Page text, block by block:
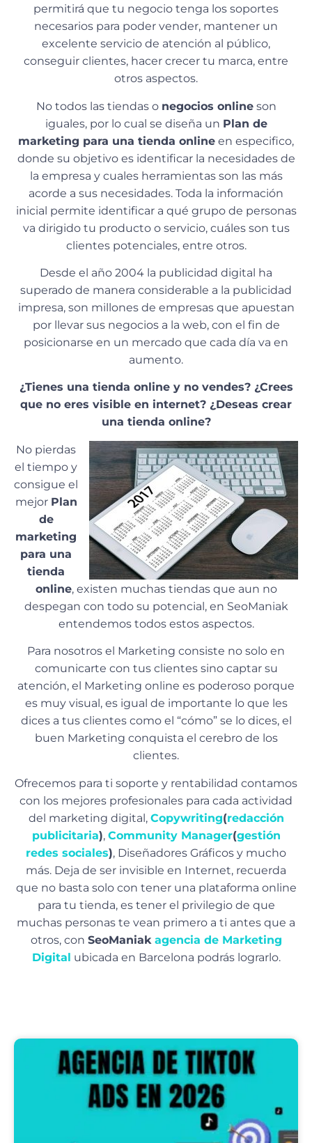
permitirá que tu negocio tenga los soportes
necesarios para poder vender, mantener un
excelente servicio de atención al público,
conseguir clientes, hacer crecer tu marca, entre
otros aspectos.
No todos las tiendas o negocios onlineson
iguales, por lo cual se diseña un Plan de
marketing para una tienda online en especifico,
donde su objetivo es identificar la necesidades de
la empresa y cuales herramientas son las más
acorde a sus necesidades. Toda la información
inicial permite identificar a qué grupo de personas
va dirigido tu producto o servicio, cuáles son tus
clientes potenciales, entre otros.
Desde el año 2004 la publicidad digital ha
superado de manera considerable a la publicidad
impresa, son millones de empresas que apuestan
por llevar sus negocios a la web, con el fin de
posicionarse en un mercado que cada día va en
aumento.
¿Tienes una tienda online y no vendes? ¿Crees
que no eres visible en internet? ¿Deseas crear
una tienda online?
No pierdas
el tiempo y
consigue el
mejor Plan
de
marketing
para una
tienda
online, existen muchas tiendas que aun no
despegan con todo su potencial, en SeoManiak
entendemos todos estos aspectos.
Para nosotros el Marketing consiste no solo en
comunicarte con tus clientes sino captar su
atención, el Marketing online es poderoso porque
es muy visual, es igual de importante lo que les
dices a tus clientes como el “cómo” se lo dices, el
buen Marketing conquista el cerebro de los
clientes.
Ofrecemos para ti soporte y rentabilidad contamos
con los mejores profesionales para cada actividad
del marketing digital, Copywriting(redacción
publicitaria), Community Manager(gestión
redes sociales), Diseñadores Gráficos y mucho
más. Deja de ser invisible en Internet, recuerda
que no basta solo con tener una plataforma online
para tu tienda, es tener el privilegio de que
muchas personas te vean primero a ti antes que a
otros, con SeoManiak agencia de Marketing
Digital ubicada en Barcelona podrás lograrlo.